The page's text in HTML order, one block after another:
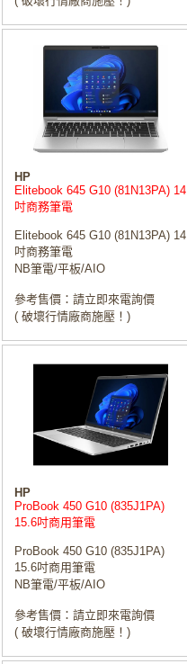
HP
Elitebook 645 G10 (81N13PA) 14
吋商務筆電
Elitebook 645 G10 (81N13PA) 14
吋商務筆電
NB筆電/平板/AIO
參考售價：請立即來電詢價
( 破壞行情廠商施壓！)
HP
ProBook 450 G10 (835J1PA)
15.6吋商用筆電
ProBook 450 G10 (835J1PA)
15.6吋商用筆電
NB筆電/平板/AIO
參考售價：請立即來電詢價
( 破壞行情廠商施壓！)